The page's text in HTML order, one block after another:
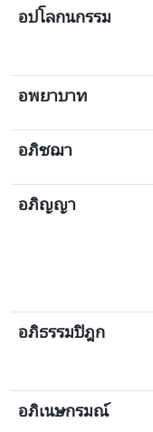
อปโลกนกรรม
อพยาบาท
อภิชฌา
อภิญญา
อภิธรรมปิฎก
อภิเนษกรมณ์